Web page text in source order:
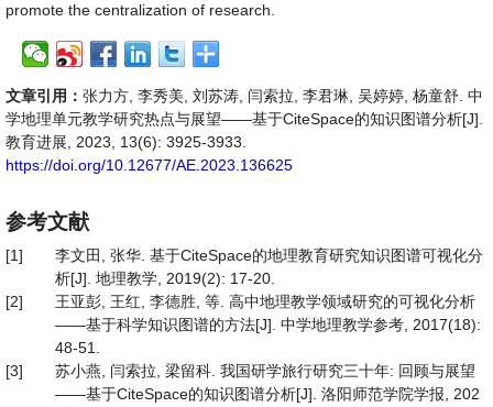
promote the centralization of research.
文章引用： 张力方, 李秀美, 刘苏涛, 闫索拉, 李君琳, 吴婷婷, 杨童舒. 中
学地理单元教学研究热点与展望——基于CiteSpace的知识图谱分析[J].
教育进展, 2023, 13(6): 3925-3933.
https://doi.org/10.12677/AE.2023.136625
参考文献
[1]
李文田, 张华. 基于CiteSpace的地理教育研究知识图谱可视化分
析[J]. 地理教学, 2019(2): 17-20.
[2]
王亚彭, 王红, 李德胜, 等. 高中地理教学领域研究的可视化分析
——基于科学知识图谱的方法[J]. 中学地理教学参考, 2017(18):
48-51.
[3]
苏小燕, 闫索拉, 梁留科. 我国研学旅行研究三十年: 回顾与展望
——基于CiteSpace的知识图谱分析[J]. 洛阳师范学院学报, 202